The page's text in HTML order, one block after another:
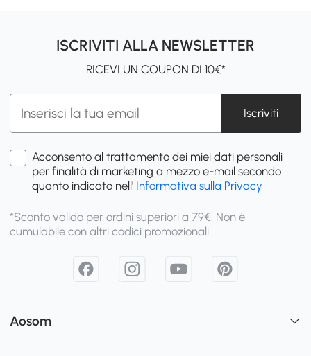
ISCRIVITI ALLA NEWSLETTER
RICEVI UN COUPON DI 10€*
Iscriviti
Acconsento al trattamento dei miei dati personali
per finalità di marketing a mezzo e-mail secondo
quanto indicato nell' Informativa sulla Privacy
*Sconto valido per ordini superiori a 79€. Non è
cumulabile con altri codici promozionali.
Aosom